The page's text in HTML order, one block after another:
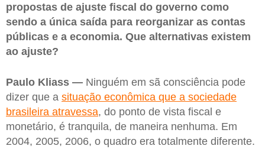
propostas de ajuste fiscal do governo como
sendo a única saída para reorganizar as contas
públicas e a economia. Que alternativas existem
ao ajuste?
Paulo Kliass — Ninguém em sã consciência pode
dizer que a situação econômica que a sociedade
brasileira atravessa, do ponto de vista fiscal e
monetário, é tranquila, de maneira nenhuma. Em
2004, 2005, 2006, o quadro era totalmente diferente.